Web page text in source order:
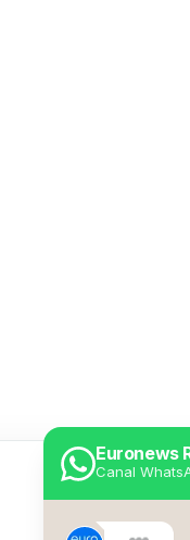
Euronews
Canal